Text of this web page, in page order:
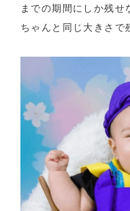
までの期間にしか残せ
ちゃんと同じ大きさで